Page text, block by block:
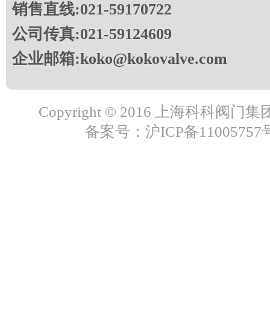
销售直线:021-59170722
公司传真:021-59124609
企业邮箱:koko@kokovalve.com
Copyright © 2016 上海科科阀门集
备案号：沪ICP备11005757